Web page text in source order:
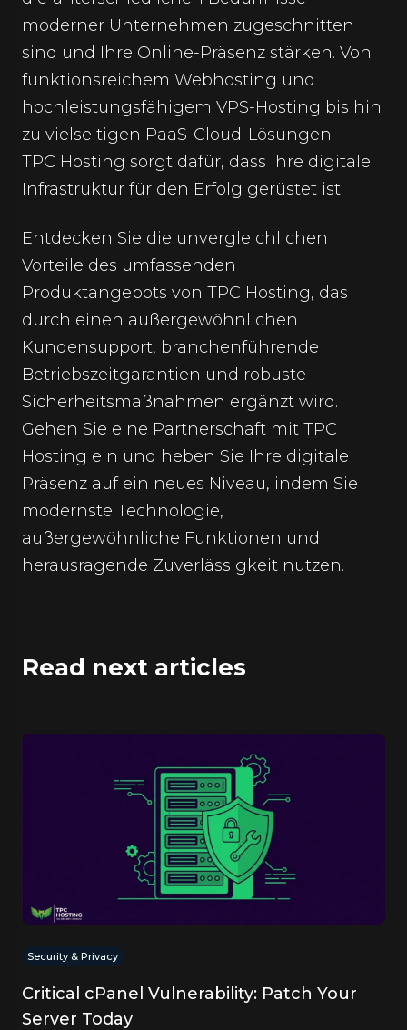
moderner Unternehmen zugeschnitten
sind und Ihre Online-Präsenz stärken. Von
funktionsreichem Webhosting und
hochleistungsfähigem VPS-Hosting bis hin
zu vielseitigen PaaS-Cloud-Lösungen --
TPC Hosting sorgt dafür, dass Ihre digitale
Infrastruktur für den Erfolg gerüstet ist.
Entdecken Sie die unvergleichlichen
Vorteile des umfassenden
Produktangebots von TPC Hosting, das
durch einen außergewöhnlichen
Kundensupport, branchenführende
Betriebszeitgarantien und robuste
Sicherheitsmaßnahmen ergänzt wird.
Gehen Sie eine Partnerschaft mit TPC
Hosting ein und heben Sie Ihre digitale
Präsenz auf ein neues Niveau, indem Sie
modernste Technologie,
außergewöhnliche Funktionen und
herausragende Zuverlässigkeit nutzen.
Read next articles
Security & Privacy
Critical cPanel Vulnerability: Patch Your
Server Today